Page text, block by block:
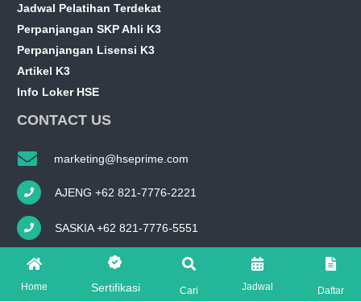
Jadwal Pelatihan Terdekat
Perpanjangan SKP Ahli K3
Perpanjangan Lisensi K3
Artikel K3
Info Loker HSE
CONTACT US
marketing@hseprime.com
AJENG +62 821-7776-2221
SASKIA +62 821-7776-5551
FOLLOW US ON
Home Sertifikasi Cari Jadwal Daftar